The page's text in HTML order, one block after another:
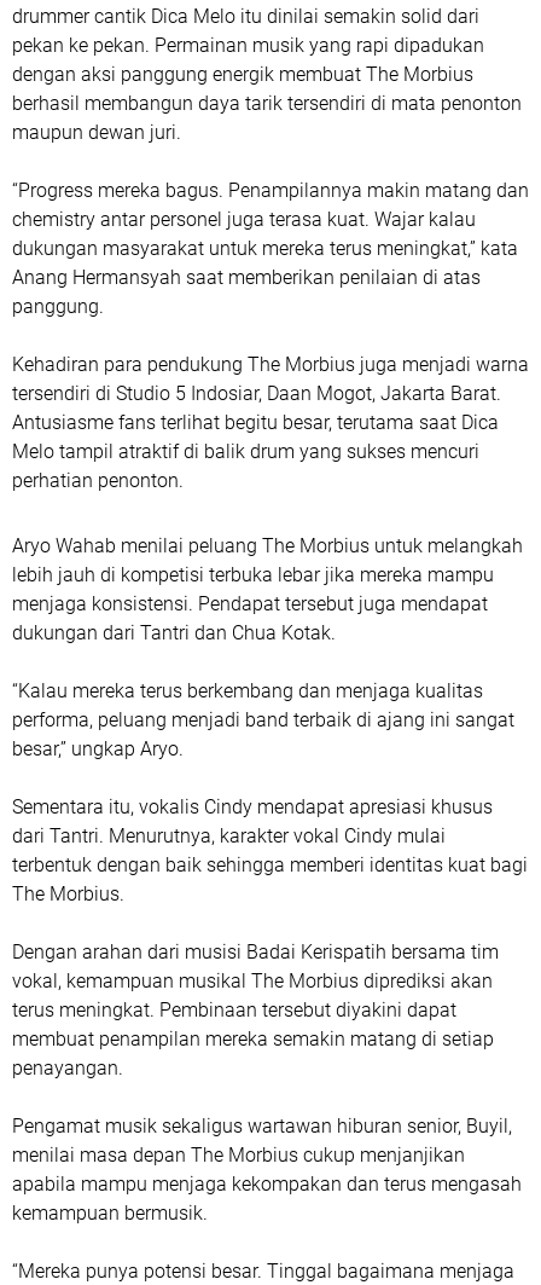
drummer cantik Dica Melo itu dinilai semakin solid dari
pekan ke pekan. Permainan musik yang rapi dipadukan
dengan aksi panggung energik membuat The Morbius
berhasil membangun daya tarik tersendiri di mata penonton
maupun dewan juri.
“Progress mereka bagus. Penampilannya makin matang dan
chemistry antar personel juga terasa kuat. Wajar kalau
dukungan masyarakat untuk mereka terus meningkat,” kata
Anang Hermansyah saat memberikan penilaian di atas
panggung.
Kehadiran para pendukung The Morbius juga menjadi warna
tersendiri di Studio 5 Indosiar, Daan Mogot, Jakarta Barat.
Antusiasme fans terlihat begitu besar, terutama saat Dica
Melo tampil atraktif di balik drum yang sukses mencuri
perhatian penonton.
Aryo Wahab menilai peluang The Morbius untuk melangkah
lebih jauh di kompetisi terbuka lebar jika mereka mampu
menjaga konsistensi. Pendapat tersebut juga mendapat
dukungan dari Tantri dan Chua Kotak.
“Kalau mereka terus berkembang dan menjaga kualitas
performa, peluang menjadi band terbaik di ajang ini sangat
besar,” ungkap Aryo.
Sementara itu, vokalis Cindy mendapat apresiasi khusus
dari Tantri. Menurutnya, karakter vokal Cindy mulai
terbentuk dengan baik sehingga memberi identitas kuat bagi
The Morbius.
Dengan arahan dari musisi Badai Kerispatih bersama tim
vokal, kemampuan musikal The Morbius diprediksi akan
terus meningkat. Pembinaan tersebut diyakini dapat
membuat penampilan mereka semakin matang di setiap
penayangan.
Pengamat musik sekaligus wartawan hiburan senior, Buyil,
menilai masa depan The Morbius cukup menjanjikan
apabila mampu menjaga kekompakan dan terus mengasah
kemampuan bermusik.
“Mereka punya potensi besar. Tinggal bagaimana menjaga